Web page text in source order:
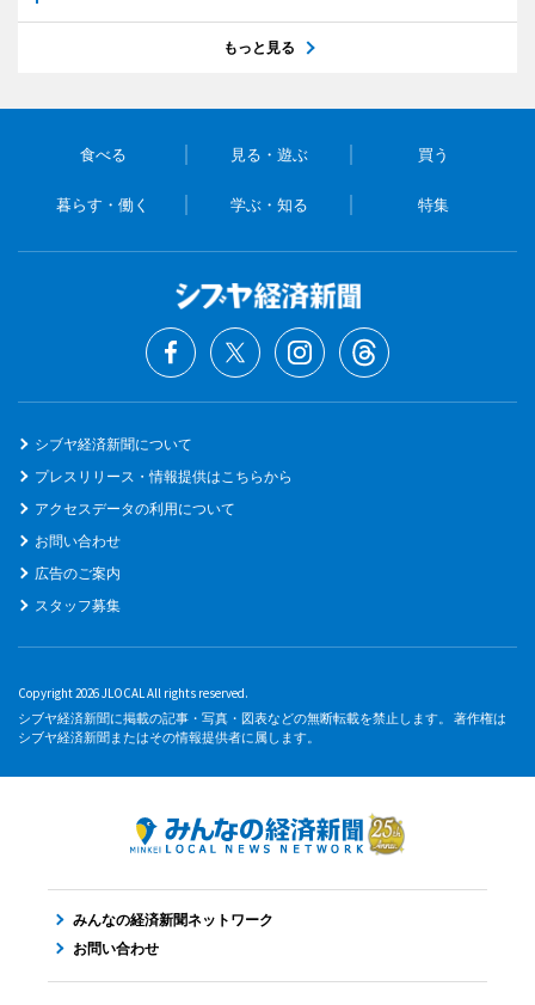
もっと見る
食べる 見る・遊ぶ 買う
暮らす・働く 学ぶ・知る 特集
シブヤ経済新聞について
プレスリリース・情報提供はこちらから
アクセスデータの利用について
お問い合わせ
広告のご案内
スタッフ募集
Copyright 2026 JLOCAL All rights reserved.
シブヤ経済新聞に掲載の記事・写真・図表などの無断転載を禁止します。 著作権は
シブヤ経済新聞またはその情報提供者に属します。
みんなの経済新聞ネットワーク
お問い合わせ